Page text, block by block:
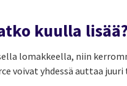
kuulla
lomakkeella, niin
voivat yhdessä auttaa